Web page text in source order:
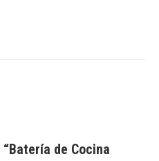
de Cocina